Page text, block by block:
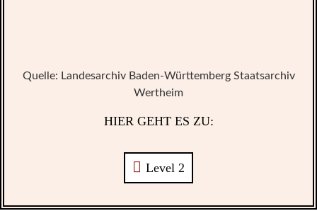
Quelle: Landesarchiv Baden-Württemberg Staatsarchiv
Wertheim
HIER GEHT ES ZU:
Level 2